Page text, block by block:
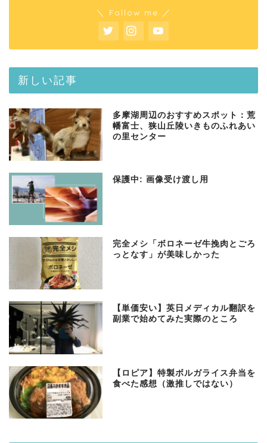
＼ Follow me ／
新しい記事
多摩湖周辺のおすすめスポット：荒
幡富士、狭山丘陵いきものふれあい
の里センター
保護中: 画像受け渡し用
完全メシ「ボロネーゼ牛挽肉とごろ
っとなす」が美味しかった
【単価安い】英日メディカル翻訳を
副業で始めてみた実際のところ
【ロピア】特製ボルガライス弁当を
食べた感想（激推しではない）